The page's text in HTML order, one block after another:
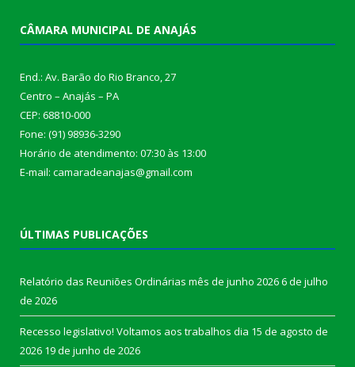
CÂMARA MUNICIPAL DE ANAJÁS
End.: Av. Barão do Rio Branco, 27
Centro – Anajás – PA
CEP: 68810-000
Fone: (91) 98936-3290
Horário de atendimento: 07:30 às 13:00
E-mail: camaradeanajas@gmail.com
ÚLTIMAS PUBLICAÇÕES
Relatório das Reuniões Ordinárias mês de junho 20266 de julho
de 2026
Recesso legislativo! Voltamos aos trabalhos dia 15 de agosto de
2026 19 de junho de 2026